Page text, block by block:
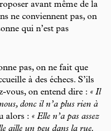
avant même de la
ne conviennent pas, on
qui n’est pas
pas, on ne fait que
à des échecs. S’ils
vous, on entend dire : « Il
donc il n’a plus rien à
alors : « Elle n’a pas assez
aille un peu dans la rue.